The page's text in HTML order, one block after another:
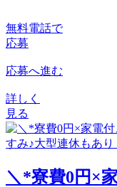
無料電話で
応募
応募へ進む
詳しく
見る
＼*寮費0円×